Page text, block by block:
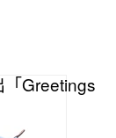
Greetings